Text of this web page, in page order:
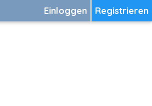
Registrieren
Einloggen